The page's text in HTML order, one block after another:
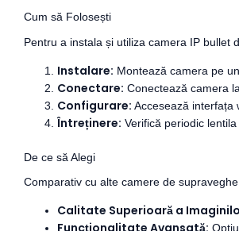
Cum să Folosești
Pentru a instala și utiliza camera IP bullet
Instalare: Montează camera pe
Conectare: Conectează camera
Configurare: Accesează interfața
Întreținere: Verifică periodic
De ce să Alegi
Comparativ cu alte camere de
Calitate Superioară a